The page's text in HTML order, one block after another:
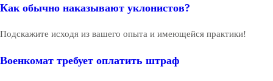
Как обычно наказывают уклонистов?
Подскажите исходя из вашего опыта и имеющейся практики!
Военкомат требует оплатить штраф